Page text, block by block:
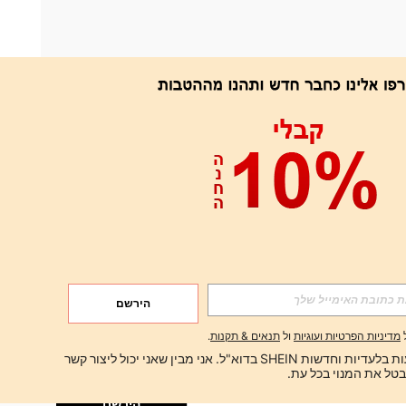
אפליקציה
הירשם
הירשם
הירשם
מדיניות הפרטיות ועוגיות ול תנאים & תקנות.
ברצוני לקבל הצעות בלעדיות וחדשות SHEIN בדוא"ל. אני מבין שאני יכול ליצור קשר